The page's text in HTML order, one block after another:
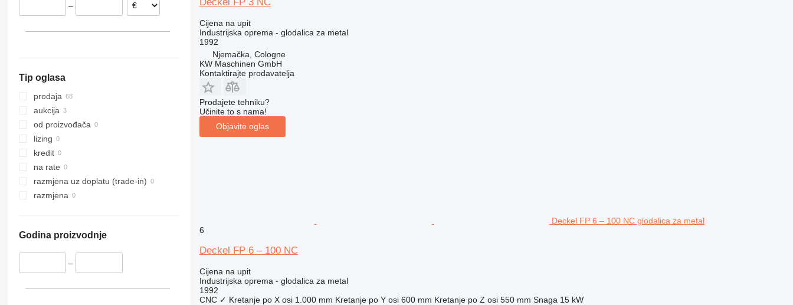
Belgija
–
Tip oglasa
prodaja
aukcija
od proizvođača
lizing
kredit
na rate
razmjena uz doplatu (trade-in)
razmjena
Godina proizvodnje
–
Cijena na upit
Industrijska oprema - glodalica za metal
1992
Njemačka, Cologne
KW Maschinen GmbH
Kontaktirajte prodavatelja
Prodajete tehniku?
Učinite to s nama!
Objavite oglas
Deckel FP 6 – 100 NC glodalica za metal
6
Deckel FP 6 – 100 NC
Cijena na upit
Industrijska oprema - glodalica za metal
1992
CNC ✓ Kretanje po X osi 1.000 mm Kretanje po Y osi 600 mm Kretanje po Z osi 550 mm Snaga 15 kW